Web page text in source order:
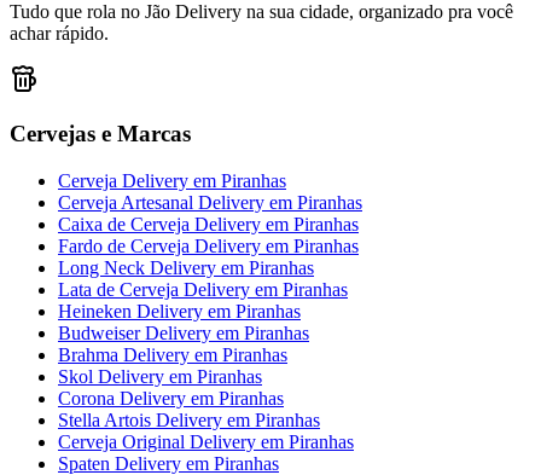
Tudo que rola no Jão Delivery na sua cidade, organizado pra você
achar rápido.
Cervejas e Marcas
Cerveja Delivery em Piranhas
Cerveja Artesanal Delivery em Piranhas
Caixa de Cerveja Delivery em Piranhas
Fardo de Cerveja Delivery em Piranhas
Long Neck Delivery em Piranhas
Lata de Cerveja Delivery em Piranhas
Heineken Delivery em Piranhas
Budweiser Delivery em Piranhas
Brahma Delivery em Piranhas
Skol Delivery em Piranhas
Corona Delivery em Piranhas
Stella Artois Delivery em Piranhas
Cerveja Original Delivery em Piranhas
Spaten Delivery em Piranhas